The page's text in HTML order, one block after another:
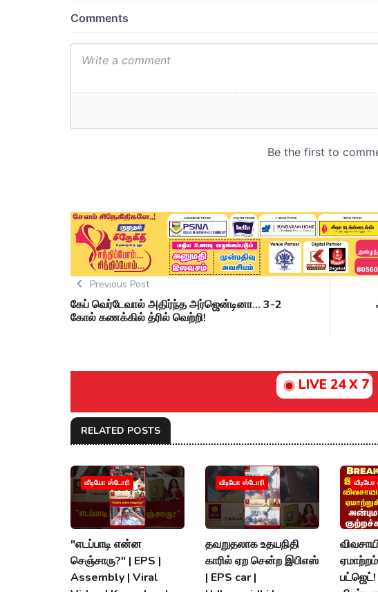
Previous Post
கேப் வெர்டேவால் அதிர்ந்த அர்ஜென்டினா... 3-2
கோல் கணக்கில் த்ரில் வெற்றி!
LIVE 24 X 7
RELATED POSTS
வீடியோ ஸ்டோரி
"எடப்பாடி என்ன
செஞ்சாரு?" | EPS |
Assembly | Viral
வீடியோ ஸ்டோரி
தவறுதலாக உதயநிதி
காரில் ஏற சென்ற இபிஎஸ்
| EPS car |
வீடியோ